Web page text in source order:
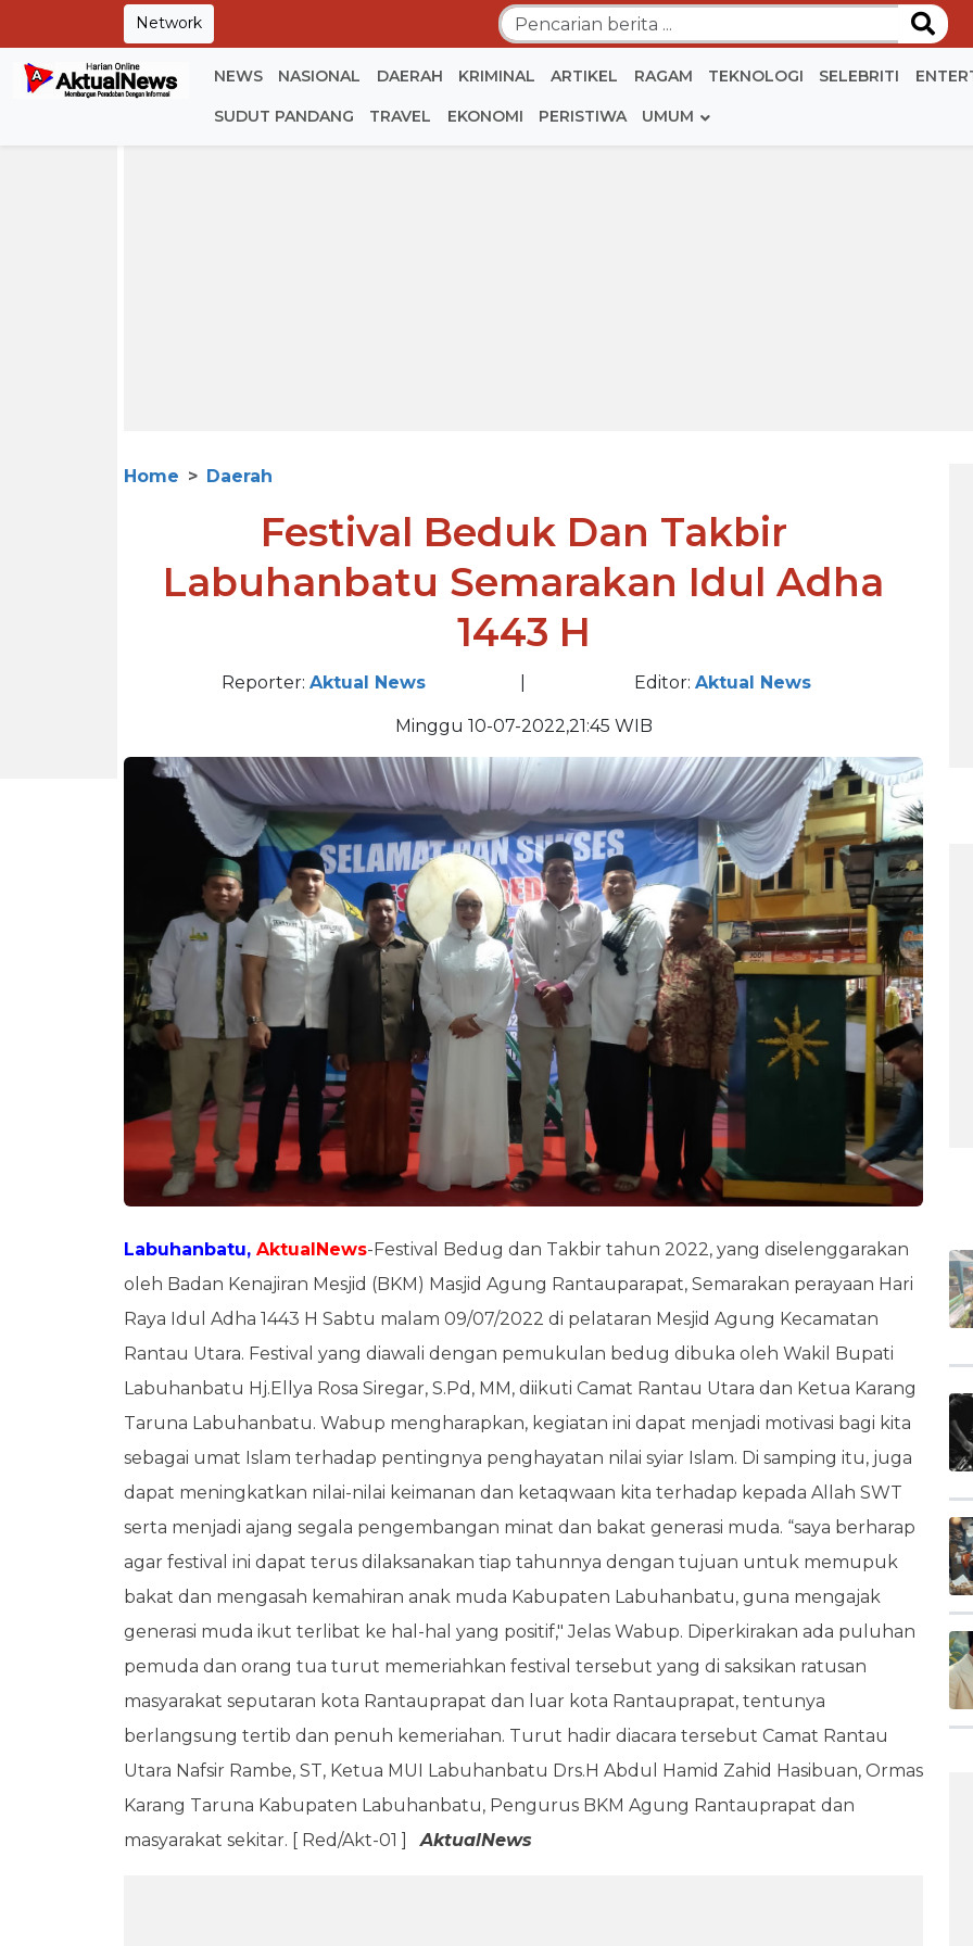
Network
NEWS NASIONAL DAERAH KRIMINAL ARTIKEL RAGAM TEKNOLOGI SELEBRITI
SUDUT PANDANG TRAVEL EKONOMI PERISTIWA UMUM
Home Daerah
Festival Beduk Dan Takbir
Labuhanbatu Semarakan Idul Adha
1443 H
Reporter: Aktual News Editor:Aktual News
Minggu 10-07-2022,21:45 WIB
Labuhanbatu, AktualNews-Festival Bedug dan Takbir tahun 2022, yang diselenggarakan
oleh Badan Kenajiran Mesjid (BKM) Masjid Agung Rantauparapat, Semarakan perayaan Hari
Raya Idul Adha 1443 H Sabtu malam 09/07/2022 di pelataran Mesjid Agung Kecamatan
Rantau Utara. Festival yang diawali dengan pemukulan bedug dibuka oleh Wakil Bupati
Labuhanbatu Hj.Ellya Rosa Siregar, S.Pd, MM, diikuti Camat Rantau Utara dan Ketua Karang
Taruna Labuhanbatu. Wabup mengharapkan, kegiatan ini dapat menjadi motivasi bagi kita
sebagai umat Islam terhadap pentingnya penghayatan nilai syiar Islam. Di samping itu, juga
dapat meningkatkan nilai-nilai keimanan dan ketaqwaan kita terhadap kepada Allah SWT
serta menjadi ajang segala pengembangan minat dan bakat generasi muda. “saya berharap
agar festival ini dapat terus dilaksanakan tiap tahunnya dengan tujuan untuk memupuk
bakat dan mengasah kemahiran anak muda Kabupaten Labuhanbatu, guna mengajak
generasi muda ikut terlibat ke hal-hal yang positif," Jelas Wabup. Diperkirakan ada puluhan
pemuda dan orang tua turut memeriahkan festival tersebut yang di saksikan ratusan
masyarakat seputaran kota Rantauprapat dan luar kota Rantauprapat, tentunya
berlangsung tertib dan penuh kemeriahan. Turut hadir diacara tersebut Camat Rantau
Utara Nafsir Rambe, ST, Ketua MUI Labuhanbatu Drs.H Abdul Hamid Zahid Hasibuan, Ormas
Karang Taruna Kabupaten Labuhanbatu, Pengurus BKM Agung Rantauprapat dan
masyarakat sekitar. [ Red/Akt-01 ]AktualNews